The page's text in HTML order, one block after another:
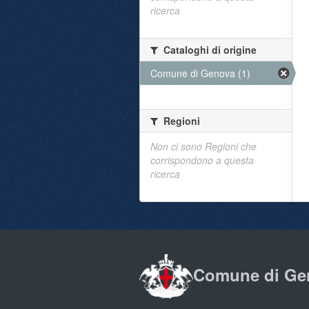
ricerca
Cataloghi di origine
Comune di Genova (1)
Regioni
Non ci sono Regioni che
corrispondono a questa
ricerca
Comune di